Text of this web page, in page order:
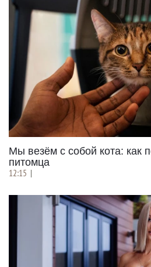
Мы везём с собой кота: как
питомца
12:15